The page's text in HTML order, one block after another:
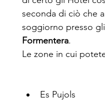
seconda di ciò che
soggiorno presso
Formentera.
Le zone in cui
Es Pujols